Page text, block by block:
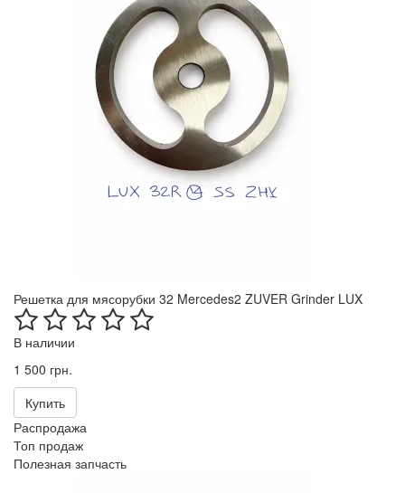
Решетка для мясорубки 32 Mercedes2 ZUVER Grinder LUX
В наличии
1 500 грн.
Купить
Распродажа
Топ продаж
Полезная запчасть